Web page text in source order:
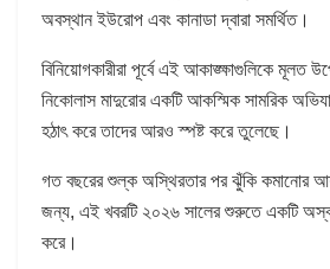
অবস্থান ইউরোপ এবং কানাডা দ্বারা সমর্থিত।
বিনিয়োগকারীরা পূর্বে এই আকাঙ্ক্ষাগুলিকে মূলত
নিকোলাস মাদুরোর একটি আকস্মিক সামরিক
হঠাৎ করে তাদের আরও স্পষ্ট করে তুলেছে।
গত বছরের শুল্ক অস্থিরতার পর ঝুঁকি কমানোর
জন্য, এই খবরটি ২০২৬ সালের শুরুতে একটি
করে।